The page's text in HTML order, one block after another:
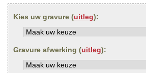
Kies uw gravure (uitleg):
Gravure afwerking (uitleg):